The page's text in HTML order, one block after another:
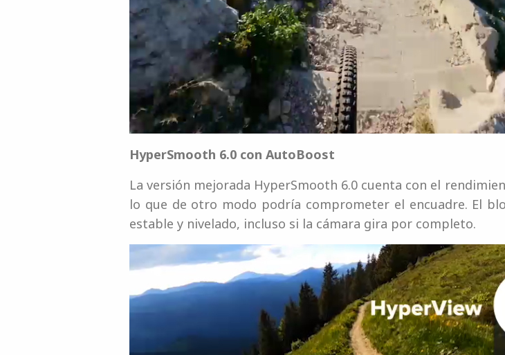
HyperSmooth 6.0 con AutoBoost
La versión mejorada HyperSmooth 6.0 cuenta con el
lo que de otro modo podría comprometer el encuadre. El
estable y nivelado, incluso si la cámara gira por completo.